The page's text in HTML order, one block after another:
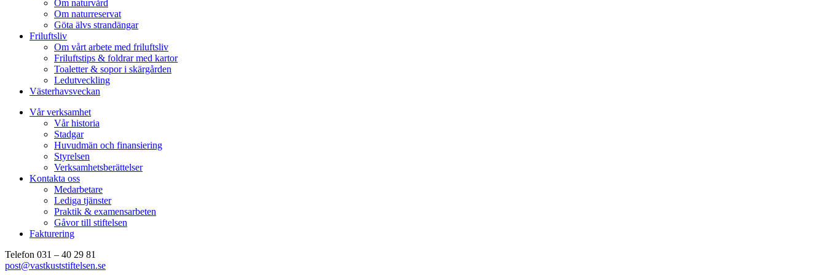
Om naturvård
Om naturreservat
Göta älvs strandängar
Friluftsliv
Om vårt arbete med friluftsliv
Friluftstips & foldrar med kartor
Toaletter & sopor i skärgården
Ledutveckling
Västerhavsveckan
Vår verksamhet
Vår historia
Stadgar
Huvudmän och finansiering
Styrelsen
Verksamhetsberättelser
Kontakta oss
Medarbetare
Lediga tjänster
Praktik & examensarbeten
Gåvor till stiftelsen
Fakturering
Telefon 031 – 40 29 81
post@vastkuststiftelsen.se